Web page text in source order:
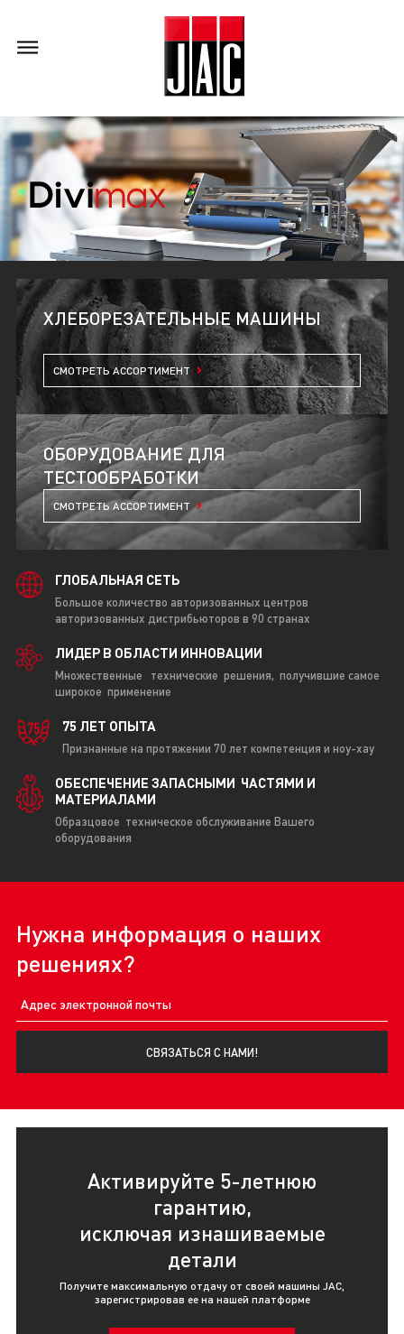
ХЛЕБОРЕЗАТЕЛЬНЫЕ МАШИНЫ
СМОТРЕТЬ АССОРТИМЕНТ
ОБОРУДОВАНИЕ ДЛЯ
ТЕСТООБРАБОТКИ
СМОТРЕТЬ АССОРТИМЕНТ
ГЛОБАЛЬНАЯ СЕТЬ
Большое количество авторизованных центров
авторизованных дистрибьюторов в 90 странах
ЛИДЕР В ОБЛАСТИ ИННОВАЦИИ
Множественные технические решения, получившие самое
широкое применение
75 ЛЕТ ОПЫТА
Признанные на протяжении 70 лет компетенция и ноу-хау
ОБЕСПЕЧЕНИЕ ЗАПАСНЫМИ ЧАСТЯМИ И
МАТЕРИАЛАМИ
Образцовое техническое обслуживание Вашего
оборудования
Нужна информация о наших
решениях?
СВЯЗАТЬСЯ С НАМИ!
Активируйте 5-летнюю
гарантию,
исключая изнашиваемые
детали
Получите максимальную отдачу от своей машины JAC,
зарегистрировав ее на нашей платформе